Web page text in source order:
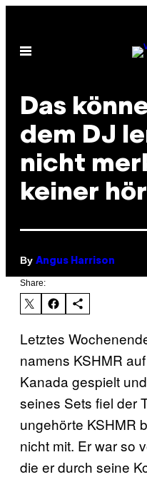
content
Open
Das
dem DJ
nicht
keiner
By Angus Harrison
Share:
Letztes
namens KSHMR
Kanada gespielt
seines Sets fiel der
ungehörte KSHMR
nicht mit. Er war so
die er durch seine